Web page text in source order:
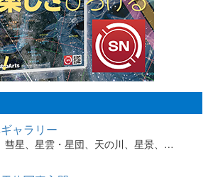
ャラリー
彗星、星雲・星団、天の川、星景、…